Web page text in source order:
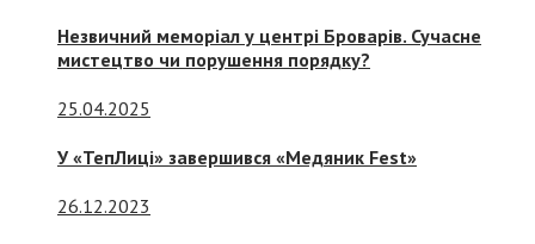
Незвичний меморіал у центрі Броварів. Сучасне
мистецтво чи порушення порядку?
25.04.2025
У «ТепЛиці» завершився «Медяник Fest»
26.12.2023